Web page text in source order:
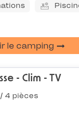
le camping
- Clim - TV
4 pièces